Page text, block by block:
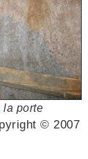
la porte
© 2007